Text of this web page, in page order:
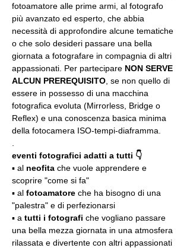
fotoamatore alle prime armi, al fotografo
più avanzato ed esperto, che abbia
necessità di approfondire alcune tematiche
o che solo desideri passare una bella
giornata a fotografare in compagnia di altri
appassionati. Per partecipare NON SERVE
ALCUN PREREQUISITO , se non quello di
essere in possesso di una macchina
fotografica evoluta (Mirrorless, Bridge o
Reflex) e una conoscenza basica minima
della fotocamera ISO-tempi-diaframma.
eventi fotografici adatti a tutti 👇
▪️ al neofita che vuole apprendere e
scoprire "come si fa"
▪️ al fotoamatore che ha bisogno di una
"palestra" e di perfezionarsi
▪️ a tutti i fotografi che vogliano passare
una bella mezza giornata in una atmosfera
rilassata e divertente con altri appassionati